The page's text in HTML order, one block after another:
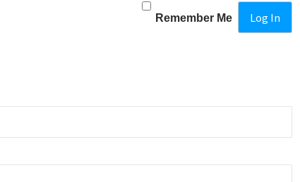
Remember Me